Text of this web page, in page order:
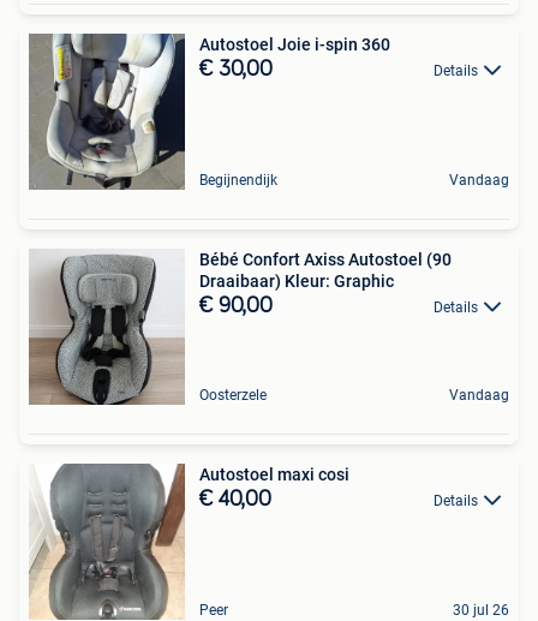
Autostoel Joie i-spin 360
€ 30,00 Details
Begijnendijk Vandaag
Bébé Confort Axiss Autostoel (90
Draaibaar) Kleur: Graphic
€ 90,00 Details
Oosterzele Vandaag
Autostoel maxi cosi
€ 40,00 Details
Peer 30 jul 26